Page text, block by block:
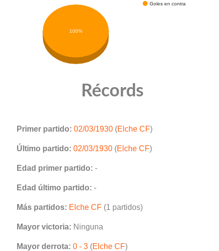
Goles en contra
100%
Récords
Primer partido: 02/03/1930 (Elche CF)
Último partido: 02/03/1930 (Elche CF)
Edad primer partido: -
Edad último partido: -
Más partidos: Elche CF (1 partidos)
Mayor victoria: Ninguna
Mayor derrota: 0 - 3 (Elche CF)